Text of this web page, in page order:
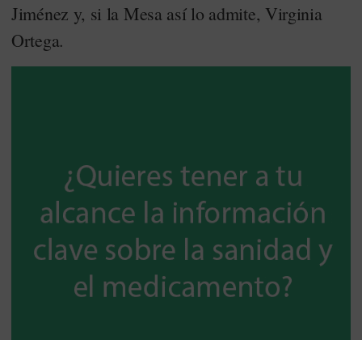
Jiménez y, si la Mesa así lo admite, Virginia
Ortega.